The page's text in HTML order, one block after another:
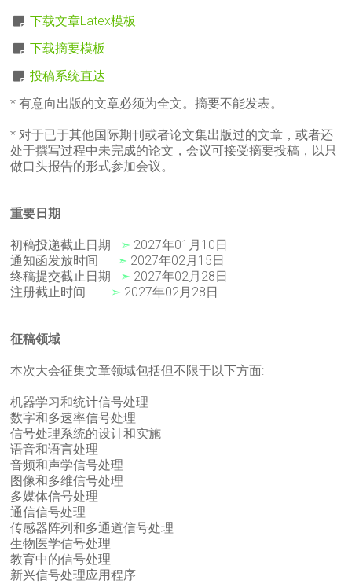
下载文章Latex模板
下载摘要模板
投稿系统直达
* 有意向出版的文章必须为全文。摘要不能发表。
* 对于已于其他国际期刊或者论文集出版过的文章，或者还
处于撰写过程中未完成的论文，会议可接受摘要投稿，以只
做口头报告的形式参加会议。
重要日期
初稿投递截止日期 ➣ 2027年01月10日
通知函发放时间
➣ 2027年02月15日
终稿提交截止日期
➣ 2027年02月28日
注册截止时间
➣ 2027年02月28日
征稿领域
本次大会征集文章领域包括但不限于以下方面:
机器学习和统计信号处理
数字和多速率信号处理
信号处理系统的设计和实施
语音和语言处理
音频和声学信号处理
图像和多维信号处理
多媒体信号处理
通信信号处理
传感器阵列和多通道信号处理
生物医学信号处理
教育中的信号处理
新兴信号处理应用程序